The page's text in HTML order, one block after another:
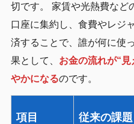
切です。 家賃や光熱費など
口座に集約し、食費やレジ
済することで、誰が何に使
果として、 お金の流れが“
やかになるのです。
項目 従来の課題